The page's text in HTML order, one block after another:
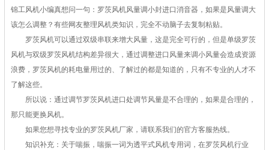
锦工风机小编真想问一句：罗茨风机风量调小封进口消音器，如果是风量调大
该怎么调整？有些网友整理风机类知识，完全不动脑子去复制粘贴。
罗茨风机可以通过双级串联来增大风量，这是完全可行的，但是单级罗茨
风机与双级罗茨风机结构差异很大，通过调整进口风量来调小风量会造成资源
浪费，罗茨风机的耗电量用过的、了解过的都是知道的，只有不专业的人才不
了解这些。
所以说：通过调节罗茨风机进口处调节风量是不合理的，如果是合理的，
那只能更换风机。
如果您想寻找专业的罗茨风机厂家，请联系我们的官方客服热线。
知识补充：关于喘振，喘振一词为透平式风机专用词，在罗茨风机行业